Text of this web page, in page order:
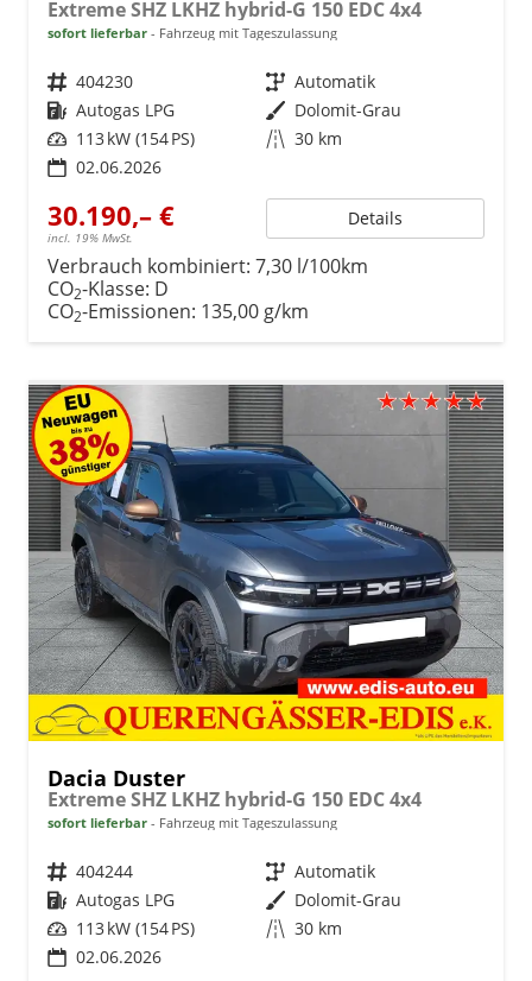
Extreme SHZ LKHZ hybrid-G 150 EDC 4x4
sofort lieferbar Fahrzeug mit Tageszulassung
Fahrzeugnr. 404230 Getriebe Automatik
Kraftstoff Autogas LPG Außenfarbe Dolomit-Grau
Leistung 113 kW (154 PS) Kilometerstand 30 km
02.06.2026
30.190,– €
incl. 19% MwSt.
Details
Verbrauch kombiniert: 7,30 l/100km
CO2-Klasse: D
CO2-Emissionen: 135,00 g/km
Dacia Duster
Extreme SHZ LKHZ hybrid-G 150 EDC 4x4
sofort lieferbar Fahrzeug mit Tageszulassung
Fahrzeugnr. 404244 Getriebe Automatik
Kraftstoff Autogas LPG Außenfarbe Dolomit-Grau
Leistung 113 kW (154 PS) Kilometerstand 30 km
02.06.2026